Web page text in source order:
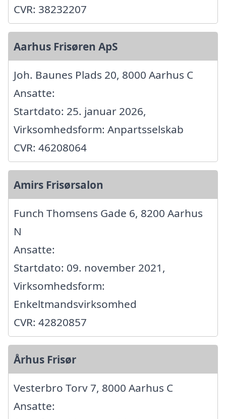
CVR: 38232207
Aarhus Frisøren ApS
Joh. Baunes Plads 20, 8000 Aarhus C
Ansatte:
Startdato: 25. januar 2026,
Virksomhedsform: Anpartsselskab
CVR: 46208064
Amirs Frisørsalon
Funch Thomsens Gade 6, 8200 Aarhus
N
Ansatte:
Startdato: 09. november 2021,
Virksomhedsform:
Enkeltmandsvirksomhed
CVR: 42820857
Århus Frisør
Vesterbro Torv 7, 8000 Aarhus C
Ansatte: